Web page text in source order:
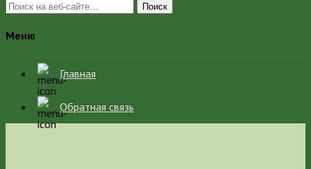
Поиск
Меню
Главная
Обратная связь